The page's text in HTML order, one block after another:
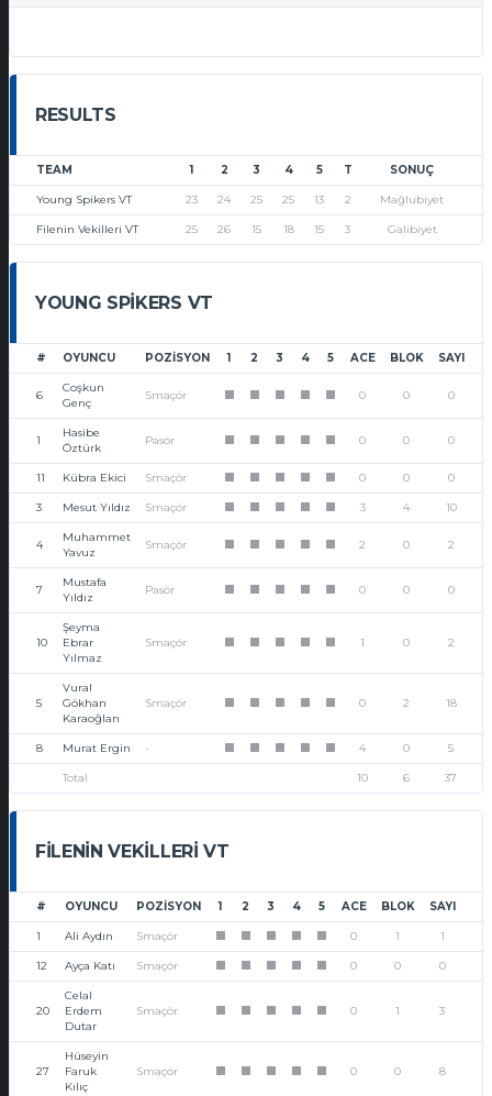
RESULTS
TEAM 1 2 3 4 5 T SONUÇ
Young Spikers VT 23 24 25 25 13 2 Mağlubiyet
Filenin Vekilleri VT 25 26 15 18 15 3 Galibiyet
YOUNG SPIKERS VT
# OYUNCU POZISYON 1 2 3 4 5 ACE BLOK SAYI
6
Coşkun
Genç
Smaçör 0 0 0
1
Hasibe
Öztürk
Pasör 0 0 0
11 Kübra Ekici Smaçör 0 0 0
3 Mesut Yıldız Smaçör 3 4 10
4
Muhammet
Yavuz
Smaçör 2 0 2
7
Mustafa
Yıldız
Pasör 0 0 0
10
Şeyma
Ebrar
Yılmaz
Smaçör 1 0 2
5
Vural
Gökhan
Karaoğlan
Smaçör 0 2 18
8 Murat Ergin - 4 0 5
Total 10 6 37
FILENIN VEKILLERI VT
# OYUNCU POZISYON 1 2 3 4 5 ACE BLOK SAYI
1 Ali Aydın Smaçör 0 1 1
12 Ayça Katı Smaçör 0 0 0
20
Celal
Erdem
Dutar
Smaçör 0 1 3
27
Hüseyin
Faruk
Kılıç
Smaçör 0 0 8